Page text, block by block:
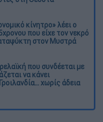
κίνητρο» λέει ο
που είχε τον νεκρό
στον Μυστρά
που συνδέεται με
να κάνει
χωρίς άδεια